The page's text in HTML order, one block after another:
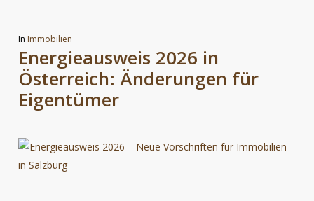
In Immobilien
Energieausweis 2026 in
Österreich: Änderungen für
Eigentümer